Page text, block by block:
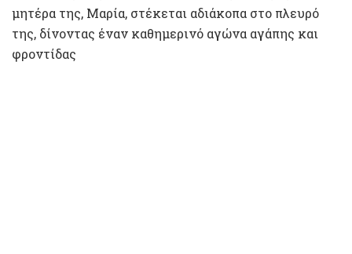
μητέρα της, Μαρία, στέκεται αδιάκοπα στο πλευρό
της, δίνοντας έναν καθημερινό αγώνα αγάπης και
φροντίδας